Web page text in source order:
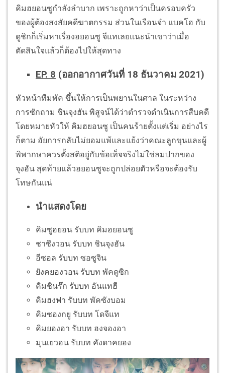
คิมฮยอนซูกำลังลำบาก เพราะถูกหาว่าเป็นครอบครัว
ของผู้ต้องสงสัยคดีฆาตกรรม ส่วนในเรือนจำ แบคโฮ กับ
ดูชิกก็เริ่มหาเรื่องฮยอนซู จีแทเลยแนะนำเขาว่าเมื่อ
ตัดสินใจแล้วก็ต้องไปให้สุดทาง
EP. 8 (ออกอากาศวันที่ 18 ธันวาคม 2021)
หัวหน้าทีมพัค ขึ้นให้การเป็นพยานในศาล ในระหว่าง
การซักถาม ชินจุงฮัน พิสูจน์ได้ว่าตำรวจดำเนินการสืบคดี
โดยหมายหัวให้ คิมฮยอนซู เป็นคนร้ายตั้งแต่เริ่ม อย่างไร
ก็ตาม อัยการกลับไม่ยอมแพ้และแย้งว่าคณะลูกขุนและผู้
พิพากษาควรตั้งสติอยู่กับข้อเท็จจริงไม่ใช่ลมปากของ
จุงฮัน สุดท้ายแล้วฮยอนซูจะถูกปล่อยตัวหรือจะต้องรับ
โทษกันแน่
นำแสดงโดย
คิมซูฮยอน รับบท คิมฮยอนซู
ชาซึงวอน รับบท ชินจุงฮัน
อีซอล รับบท ซอซูจิน
ยังคยองวอน รับบท พัคดูซิก
คิมชินร๊ก รับบท อันแทฮี
คิมฮงฟา รับบท พัคซังบอม
คิมซองกยู รับบท โดจีแท
คิมยองอา รับบท ฮงจองอา
มุนเยวอน รับบท คังดาคยอง